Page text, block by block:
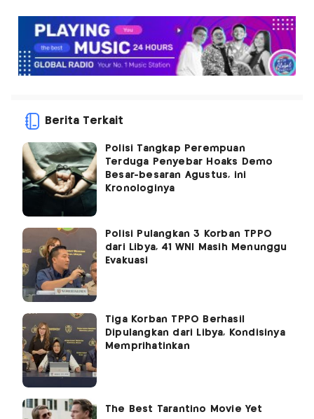
Berita Terkait
Polisi Tangkap Perempuan
Terduga Penyebar Hoaks Demo
Besar-besaran Agustus, ini
Kronologinya
Polisi Pulangkan 3 Korban TPPO
dari Libya, 41 WNI Masih Menunggu
Evakuasi
Tiga Korban TPPO Berhasil
Dipulangkan dari Libya, Kondisinya
Memprihatinkan